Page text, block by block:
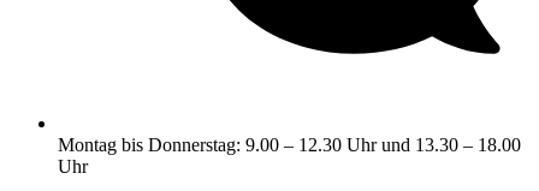
Montag bis Donnerstag: 9.00 – 12.30 Uhr und 13.30 – 18.00
Uhr